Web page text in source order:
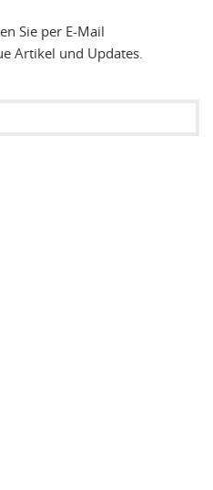
Sie per E-Mail
Artikel und Updates.